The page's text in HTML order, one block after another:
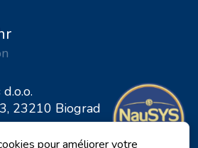
23210 Biograd
pour améliorer votre